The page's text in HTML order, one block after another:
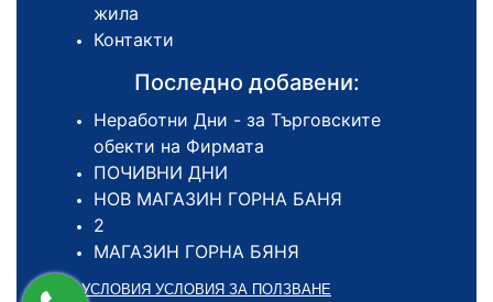
жила
Контакти
Последно добавени:
Неработни Дни - за Търговските
обекти на Фирмата
ПОЧИВНИ ДНИ
НОВ МАГАЗИН ГОРНА БАНЯ
2
МАГАЗИН ГОРНА БЯНЯ
ОБЩИ УСЛОВИЯ УСЛОВИЯ ЗА ПОЛЗВАНЕ